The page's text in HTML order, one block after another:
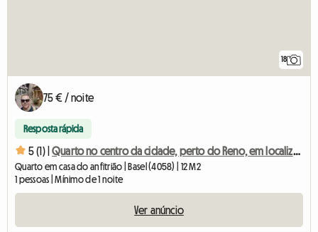
18
75 € / noite
Resposta rápida
5 (1) | Quarto no centro da cidade, perto do Reno, em localização privilegiada
Quarto em casa do anfitrião | Basel (4058) | 12 M2
1 pessoas | Mínimo de 1 noite
Ver anúncio